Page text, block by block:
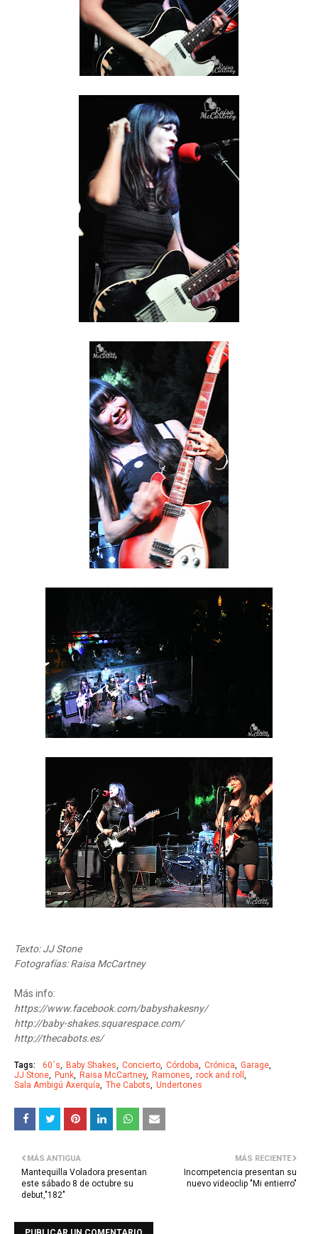
Texto: JJ Stone
Fotografías: Raisa McCartney
Más info:
https://www.facebook.com/babyshakesny/
http://baby-shakes.squarespace.com/
http://thecabots.es/
Tags: 60´s Baby Shakes Concierto Córdoba Crónica
Garage
JJ Stone
Punk Raisa McCartney Ramones
rock and roll
Sala Ambigú Axerquía
The Cabots Undertones
MÁS RECIENTE
Incompetencia presentan su
nuevo videoclip "Mi entierro"
MÁS ANTIGUA
Mantequilla Voladora presentan
este sábado 8 de octubre su
debut,"182"